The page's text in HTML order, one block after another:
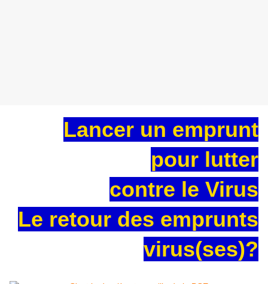
Lancer un emprunt
pour lutter
contre le Virus
Le retour des emprunts
virus(ses)?